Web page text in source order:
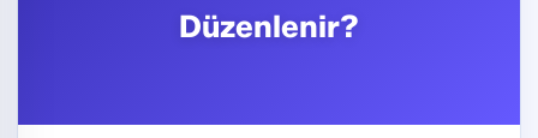
Düzenlenir?